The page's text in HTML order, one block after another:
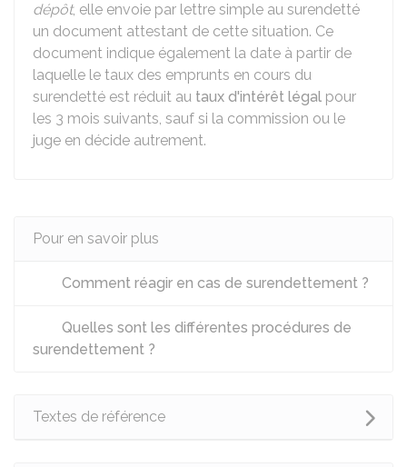
dépôt, elle envoie par lettre simple au surendetté
un document attestant de cette situation. Ce
document indique également la date à partir de
laquelle le taux des emprunts en cours du
surendetté est réduit au taux d'intérêt légal pour
les 3 mois suivants, sauf si la commission ou le
juge en décide autrement.
Pour en savoir plus
Comment réagir en cas de surendettement ?
Quelles sont les différentes procédures de
surendettement ?
Textes de référence